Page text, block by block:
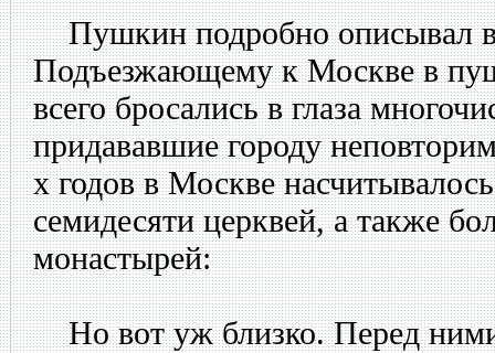
Пушкин подробно описывал
Подъезжающему к Москве в
всего бросались в глаза
придававшие городу
х годов в Москве
семидесяти церквей, а также
монастырей:
Но вот уж близко. Перед